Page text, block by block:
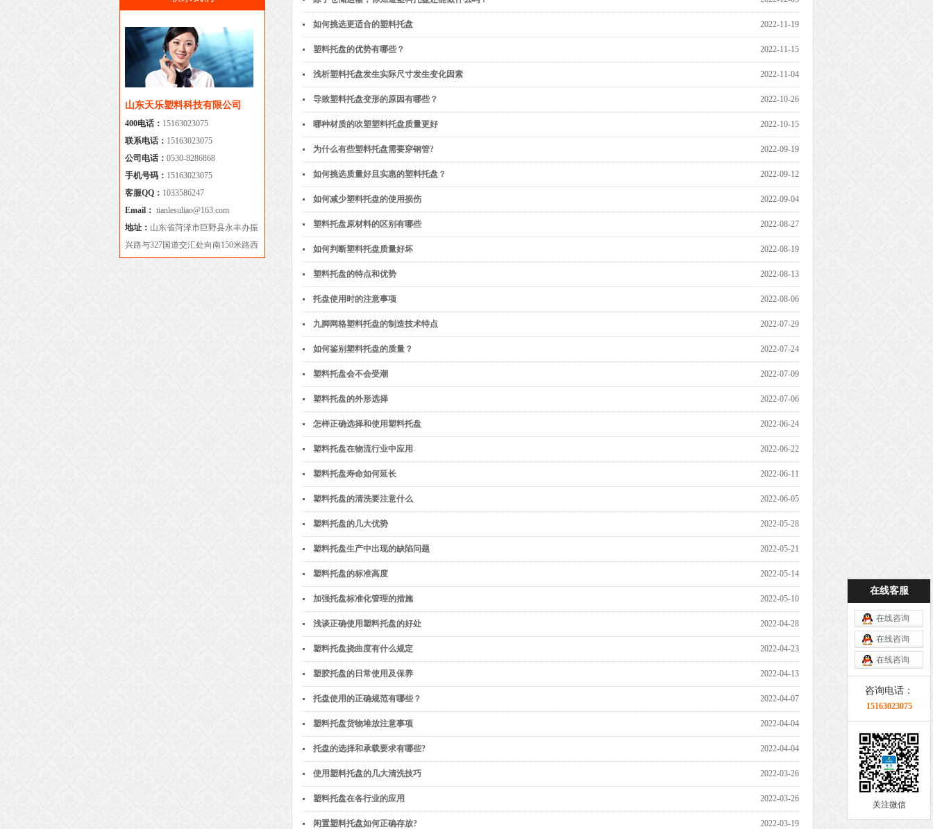
如何挑选更适合的塑料托盘 2022-11-19
塑料托盘的优势有哪些？ 2022-11-15
浅析塑料托盘发生实际尺寸发生变化因素 2022-11-04
导致塑料托盘变形的原因有哪些？ 2022-10-26
哪种材质的吹塑塑料托盘质量更好 2022-10-15
为什么有些塑料托盘需要穿钢管? 2022-09-19
如何挑选质量好且实惠的塑料托盘？ 2022-09-12
如何减少塑料托盘的使用损伤 2022-09-04
塑料托盘原材料的区别有哪些 2022-08-27
如何判断塑料托盘质量好坏 2022-08-19
塑料托盘的特点和优势 2022-08-13
托盘使用时的注意事项 2022-08-06
九脚网格塑料托盘的制造技术特点 2022-07-29
如何鉴别塑料托盘的质量？ 2022-07-24
塑料托盘会不会受潮 2022-07-09
塑料托盘的外形选择 2022-07-06
怎样正确选择和使用塑料托盘 2022-06-24
塑料托盘在物流行业中应用 2022-06-22
塑料托盘寿命如何延长 2022-06-11
塑料托盘的清洗要注意什么 2022-06-05
塑料托盘的几大优势 2022-05-28
塑料托盘生产中出现的缺陷问题 2022-05-21
塑料托盘的标准高度 2022-05-14
加强托盘标准化管理的措施 2022-05-10
浅谈正确使用塑料托盘的好处 2022-04-28
塑料托盘挠曲度有什么规定 2022-04-23
塑胶托盘的日常使用及保养 2022-04-13
托盘使用的正确规范有哪些？ 2022-04-07
塑料托盘货物堆放注意事项 2022-04-04
托盘的选择和承载要求有哪些? 2022-04-04
使用塑料托盘的几大清洗技巧 2022-03-26
塑料托盘在各行业的应用 2022-03-26
闲置塑料托盘如何正确存放? 2022-03-19
山东天乐塑料科技有限公司
400电话： 15163023075
联系电话： 15163023075
公司电话： 0530-8286868
手机号码： 15163023075
客服QQ： 1033586247
Email： tianlesuliao@163.com
地址： 山东省菏泽市巨野县永丰办振
兴路与327国道交汇处向南150米路西
在线客服
在线咨询
在线咨询
在线咨询
咨询电话：
15163023075
关注微信